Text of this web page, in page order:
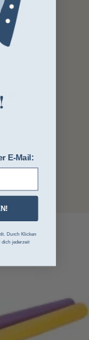
in:
E-Mail:
Durch Klicken
jederzeit